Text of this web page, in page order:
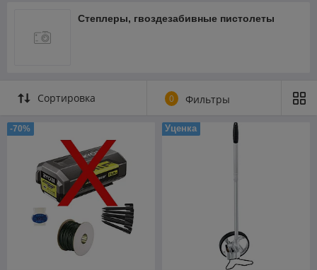
Степлеры, гвоздезабивные пистолеты
Сортировка 0 Фильтры
-70% Уценка